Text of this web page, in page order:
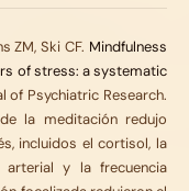
ZM, Ski CF. Mindfulness
of stress: a systematic
of Psychiatric Research.
la meditación redujo
incluidos el cortisol, la
y la frecuencia